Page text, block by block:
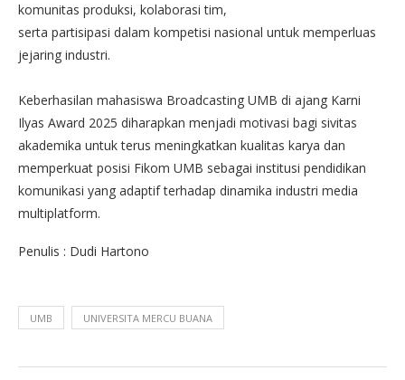
komunitas produksi, kolaborasi tim,
serta partisipasi dalam kompetisi nasional untuk memperluas
jejaring industri.
Keberhasilan mahasiswa Broadcasting UMB di ajang Karni
Ilyas Award 2025 diharapkan menjadi motivasi bagi sivitas
akademika untuk terus meningkatkan kualitas karya dan
memperkuat posisi Fikom UMB sebagai institusi pendidikan
komunikasi yang adaptif terhadap dinamika industri media
multiplatform.
Penulis : Dudi Hartono
UMB UNIVERSITA MERCU BUANA